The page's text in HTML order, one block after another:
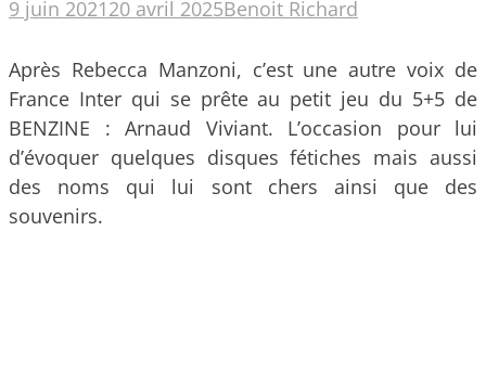
9 juin 202120 avril 2025Benoit Richard
Après Rebecca Manzoni, c’est une autre voix de
France Inter qui se prête au petit jeu du 5+5 de
BENZINE : Arnaud Viviant. L’occasion pour lui
d’évoquer quelques disques fétiches mais aussi
des noms qui lui sont chers ainsi que des
souvenirs.